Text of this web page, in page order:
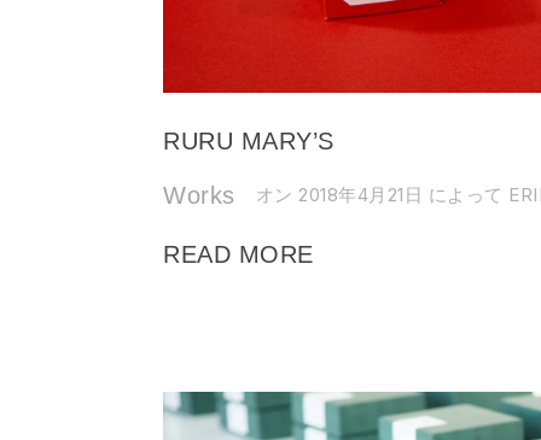
RURU MARY’S
Works オン 2018年4月21日 によって
READ MORE